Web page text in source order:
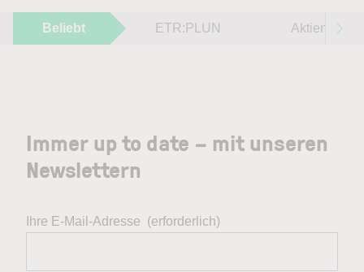
Beliebt ETR:PLUN Aktien im
Immer up to date – mit unseren
Newslettern
Ihre E-Mail-Adresse (erforderlich)